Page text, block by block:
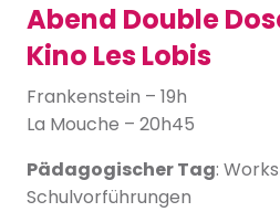
Abend Double
Kino Les Lobis
Frankenstein – 19h
La Mouche – 20h45
Pädagogischer Tag:
Schulvorführungen